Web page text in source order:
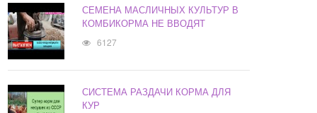
СЕМЕНА МАСЛИЧНЫХ КУЛЬТУР В
КОМБИКОРМА НЕ ВВОДЯТ
6127
СИСТЕМА РАЗДАЧИ КОРМА ДЛЯ
КУР